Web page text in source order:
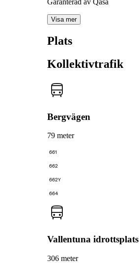
Garanterad av Qasa
Visa mer
Plats
Kollektivtrafik
Bergvägen
79 meter
661
662
662Y
664
Vallentuna idrottsplats
306 meter